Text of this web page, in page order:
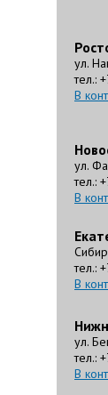
ул.
тел.:
В
ул.
тел.:
В
тел.:
В
ул.
тел.:
В